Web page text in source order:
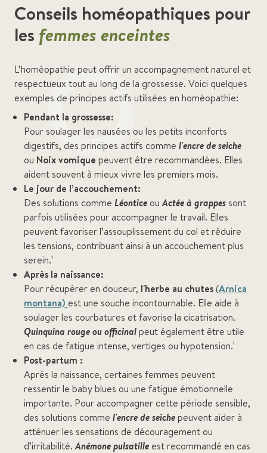
Conseils homéopathiques pour
les femmes enceintes
L’homéopathie peut offrir un accompagnement naturel et
respectueux tout au long de la grossesse. Voici quelques
exemples de principes actifs utilisées en homéopathie:
Pendant la grossesse:
Pour soulager les nausées ou les petits inconforts
digestifs, des principes actifs comme l'encre de seiche
ou Noix vomique peuvent être recommandées. Elles
aident souvent à mieux vivre les premiers mois.
Le jour de l’accouchement:
Des solutions comme LéonticeouActée à grappes sont
parfois utilisées pour accompagner le travail. Elles
peuvent favoriser l’assouplissement du col et réduire
les tensions, contribuant ainsi à un accouchement plus
serein.¹
Après la naissance:
Pour récupérer en douceur, l'herbe au chutes (Arnica
montana) est une souche incontournable. Elle aide à
soulager les courbatures et favorise la cicatrisation.
Quinquina rouge ou officinalpeut également être utile
en cas de fatigue intense, vertiges ou hypotension.¹
Post-partum :
Après la naissance, certaines femmes peuvent
ressentir le baby blues ou une fatigue émotionnelle
importante. Pour accompagner cette période sensible,
des solutions comme l'encre de seichepeuvent aider à
atténuer les sensations de découragement ou
d’irritabilité.Anémone pulsatille est recommandé en cas